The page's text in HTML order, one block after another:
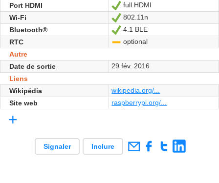
Port HDMI
Oui
full HDMI
Wi-Fi
Oui
802.11n
Bluetooth®
Oui
4.1 BLE
RTC
-optional
Autre
Date de sortie
29 fév. 2016
Liens
Wikipédia
wikipedia.org/...
Site web
raspberrypi.org/...
+
Signaler Inclure